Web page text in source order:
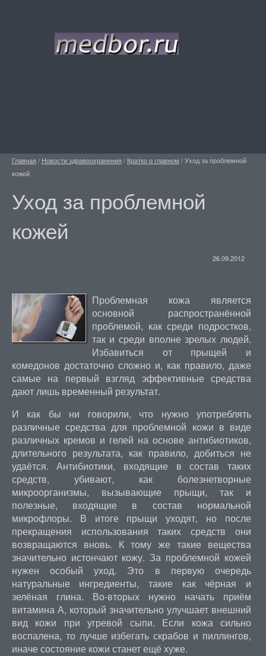
Главная / Новости здравоохранения / Кратко о главном /Уход за проблемной
кожей
Уход за проблемной
кожей
26.09.2012
Проблемная кожа является
основной распространённой
проблемой, как среди подростков,
так и среди вполне зрелых людей.
Избавиться от прыщей и
комедонов достаточно сложно и, как правило, даже
самые на первый взгляд эффективные средства
дают лишь временный результат.
И как бы ни говорили, что нужно употреблять
различные средства для проблемной кожи в виде
различных кремов и гелей на основе антибиотиков,
длительного результата, как правило, добиться не
удаётся. Антибиотики, входящие в состав таких
средств, убивают, как болезнетворные
микроорганизмы, вызывающие прыщи, так и
полезные, входящие в состав нормальной
микрофлоры. В итоге прыщи уходят, но после
прекращения использования таких средств они
возвращаются вновь. К тому же такие вещества
значительно истончают кожу. За проблемной кожей
нужен особый уход. Это в первую очередь
натуральные ингредиенты, такие как чёрная и
зелёная глина. Во-вторых нужно начать приём
витамина А, который значительно улучшает внешний
вид кожи при угревой сыпи. Если кожа сильно
воспалена, то лучше избегать скрабов и пиллингов,
иначе состояние кожи станет ещё хуже.